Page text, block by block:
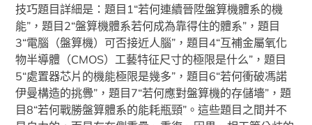
技巧題目詳細是：題目1“若何連續晉陞盤算機體系的機
能”，題目2“盤算機體系若何成為靠得住的體系”，題目
3“電腦（盤算機）可否接近人腦”，題目4“互補金屬氧化
物半導體（CMOS）工藝特征尺寸的極限是什么”，題目
5“處置器芯片的機能極限是幾多”，題目6“若何衝破馮諾
伊曼構造的挑釁”，題目7“若何應對盤算機的存儲墻”，題
目8“若何戰勝盤算體系的能耗瓶頸”。這些題目之間并不